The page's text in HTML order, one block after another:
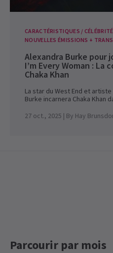
CARACTÉRISTIQUES /
NOUVELLES ÉMISSIONS +
Alexandra Burke pour
I’m Every Woman : La
Chaka Khan
La star du West End et
Burke incarnera Chaka Khan
27 oct., 2025 | By Hay
Parcourir par mois